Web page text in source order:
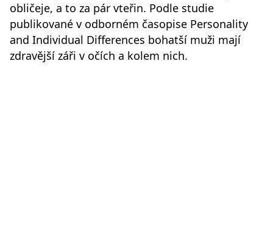
obličeje, a to za pár vteřin. Podle studie
publikované v odborném časopise Personality
and Individual Differences bohatší muži mají
zdravější záři v očích a kolem nich.